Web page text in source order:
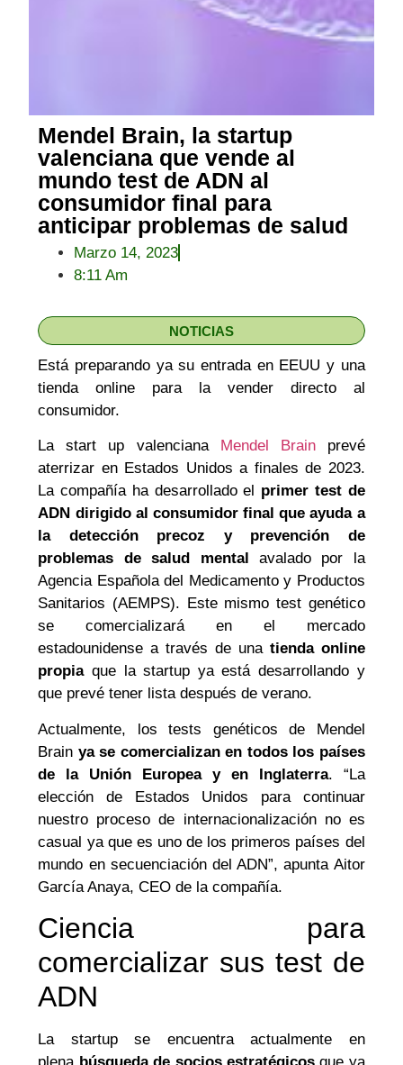
Mendel Brain, la startup
valenciana que vende al
mundo test de ADN al
consumidor final para
anticipar problemas de salud
Marzo 14, 2023
8:11 Am
NOTICIAS
Está preparando ya su entrada en EEUU y una
tienda online para la vender directo al
consumidor.
La start up valenciana Mendel Brainprevé
aterrizar en Estados Unidos a finales de 2023.
La compañía ha desarrollado el primer test de
ADN dirigido al consumidor final que ayuda a
la detección precoz y prevención de
problemas de salud mental avalado por la
Agencia Española del Medicamento y Productos
Sanitarios (AEMPS). Este mismo test genético
se comercializará en el mercado
estadounidense a través de una tienda online
propia que la startup ya está desarrollando y
que prevé tener lista después de verano.
Actualmente, los tests genéticos de Mendel
Brain ya se comercializan en todos los países
de la Unión Europea y en Inglaterra. “La
elección de Estados Unidos para continuar
nuestro proceso de internacionalización no es
casual ya que es uno de los primeros países del
mundo en secuenciación del ADN”, apunta Aitor
García Anaya, CEO de la compañía.
Ciencia para
comercializar sus test de
ADN
La startup se encuentra actualmente en